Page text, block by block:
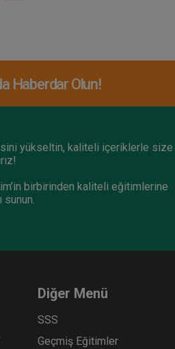
Haberdar Olun!
yükseltin, kaliteli içeriklerle size
birbirinden kaliteli eğitimlerine
sunun.
Diğer Menü
SSS
Geçmiş Eğitimler